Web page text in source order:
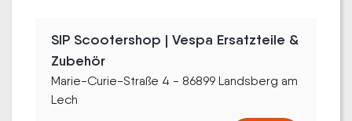
SIP Scootershop | Vespa Ersatzteile &
Zubehör
Marie-Curie-Straße 4 - 86899 Landsberg am
Lech